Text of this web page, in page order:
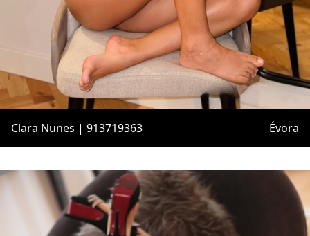
Clara Nunes | 913719363 Évora